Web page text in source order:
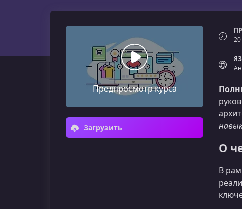
Предпросмотр курса
Загрузить
О
В